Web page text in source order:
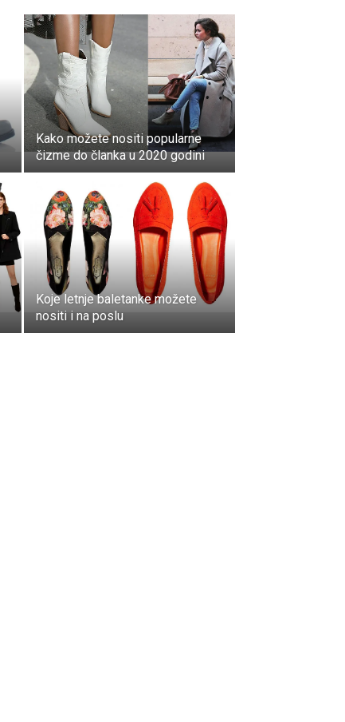
Kako možete nositi popularne
čizme do članka u 2020 godini
Koje letnje baletanke možete
nositi i na poslu